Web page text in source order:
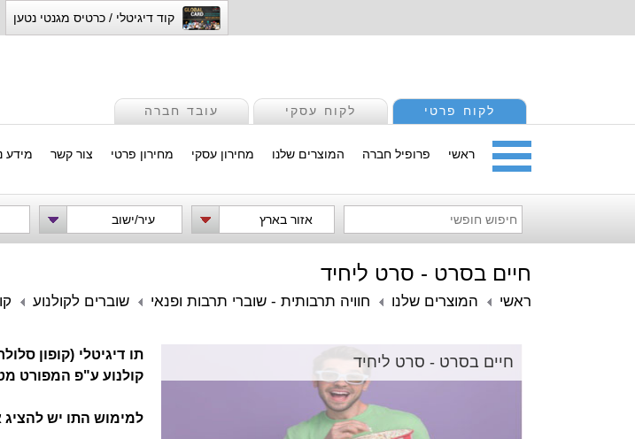
קוד דיגיטלי / כרטיס מגנטי נטען
לקוח פרטי לקוח עסקי עובד חברה
ראשי פרופיל חברה המוצרים שלנו מחירון עסקי מחירון פרטי צור קשר מידע
אזור בארץ עיר/ישוב
חיים בסרט - סרט ליחיד
ראשי המוצרים שלנו חוויה תרבותית - שוברי תרבות ופנאי שוברים לקולנוע
חיים בסרט - סרט ליחיד
תו דיגיטלי (קופון
קולנוע ע"פ המפורט
למימוש התו יש